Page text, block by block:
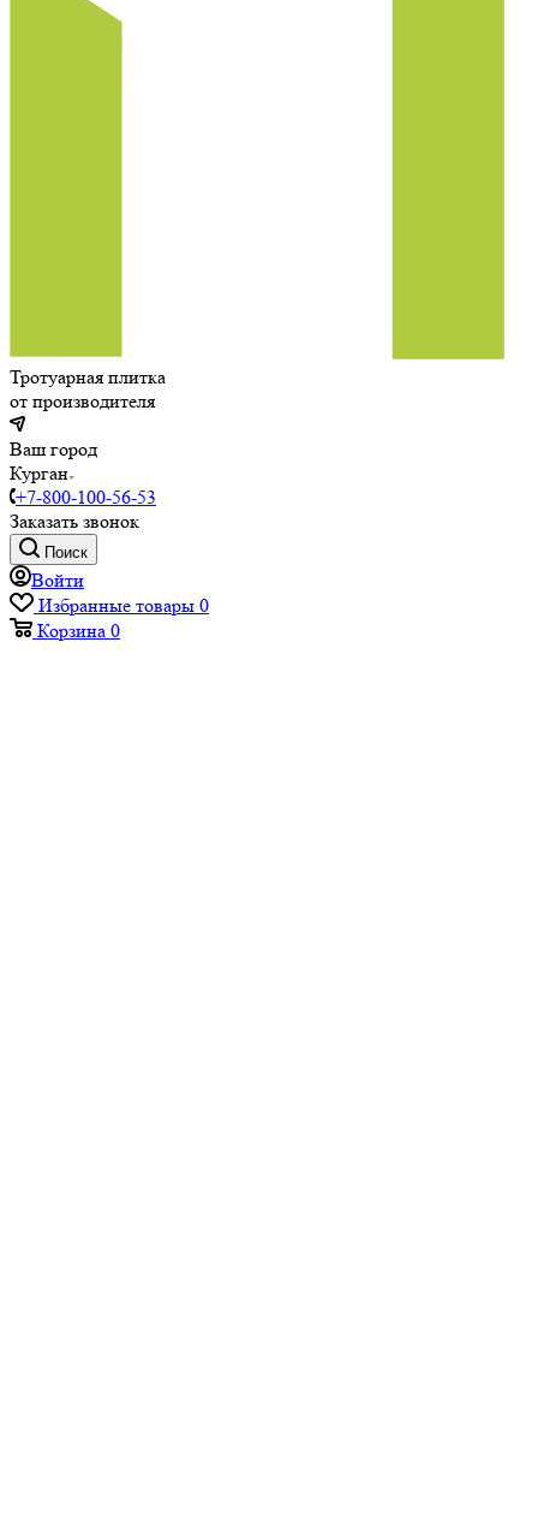
Тротуарная плитка
от производителя
Ваш город
Курган
+7-800-100-56-53
Заказать звонок
Поиск
Войти
Избранные товары 0
Корзина 0